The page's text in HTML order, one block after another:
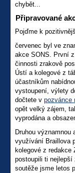
chybět...
Připravované
Pojďme k
červenec byl ve
akce SONS. První
činnosti zrakově
Ústí a kolegové z
účastníkům
vystoupení, výlety
dočtete v pozvánce
opět velký zájem,
vyprodána a
Druhou
využívání Braillova
kolegové z
postoupili ti
soutěže jsme letos